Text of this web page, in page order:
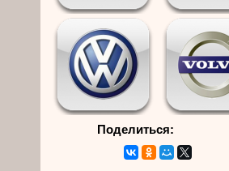
Поделиться: